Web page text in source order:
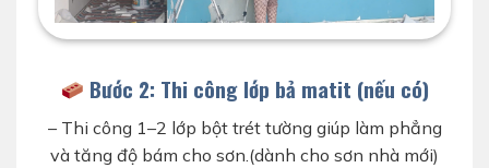
vệ sinh tường cũ trước khi thi công sơn nhà hình
Bước 2: Thi công lớp bả matit (nếu có)
– Thi công 1–2 lớp bột trét tường giúp làm phẳng
và tăng độ bám cho sơn.(dành cho sơn nhà mới)